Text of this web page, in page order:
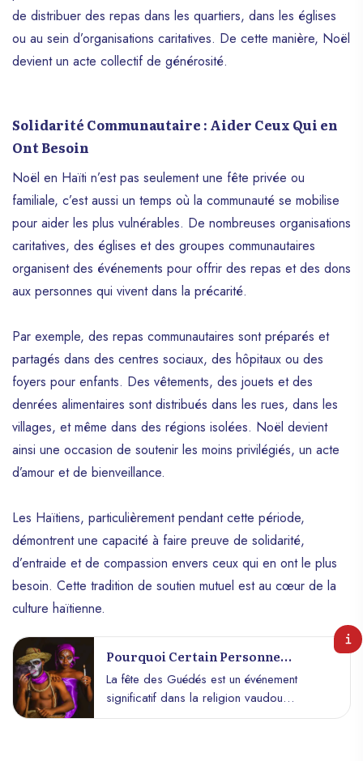
de distribuer des repas dans les quartiers, dans les églises
ou au sein d’organisations caritatives. De cette manière, Noël
devient un acte collectif de générosité.
Solidarité Communautaire : Aider Ceux Qui en
Ont Besoin
Noël en Haïti n’est pas seulement une fête privée ou
familiale, c’est aussi un temps où la communauté se mobilise
pour aider les plus vulnérables. De nombreuses organisations
caritatives, des églises et des groupes communautaires
organisent des événements pour offrir des repas et des dons
aux personnes qui vivent dans la précarité.
Par exemple, des repas communautaires sont préparés et
partagés dans des centres sociaux, des hôpitaux ou des
foyers pour enfants. Des vêtements, des jouets et des
denrées alimentaires sont distribués dans les rues, dans les
villages, et même dans des régions isolées. Noël devient
ainsi une occasion de soutenir les moins privilégiés, un acte
d’amour et de bienveillance.
Les Haïtiens, particulièrement pendant cette période,
démontrent une capacité à faire preuve de solidarité,
d’entraide et de compassion envers ceux qui en ont le plus
besoin. Cette tradition de soutien mutuel est au cœur de la
culture haïtienne.
Pourquoi Certain Personne
Ingnore La Fete De Guede?
La fête des Guédés est un événement
significatif dans la religion vaudou
haïtienne. Elle se déroule chaque 1er et 2